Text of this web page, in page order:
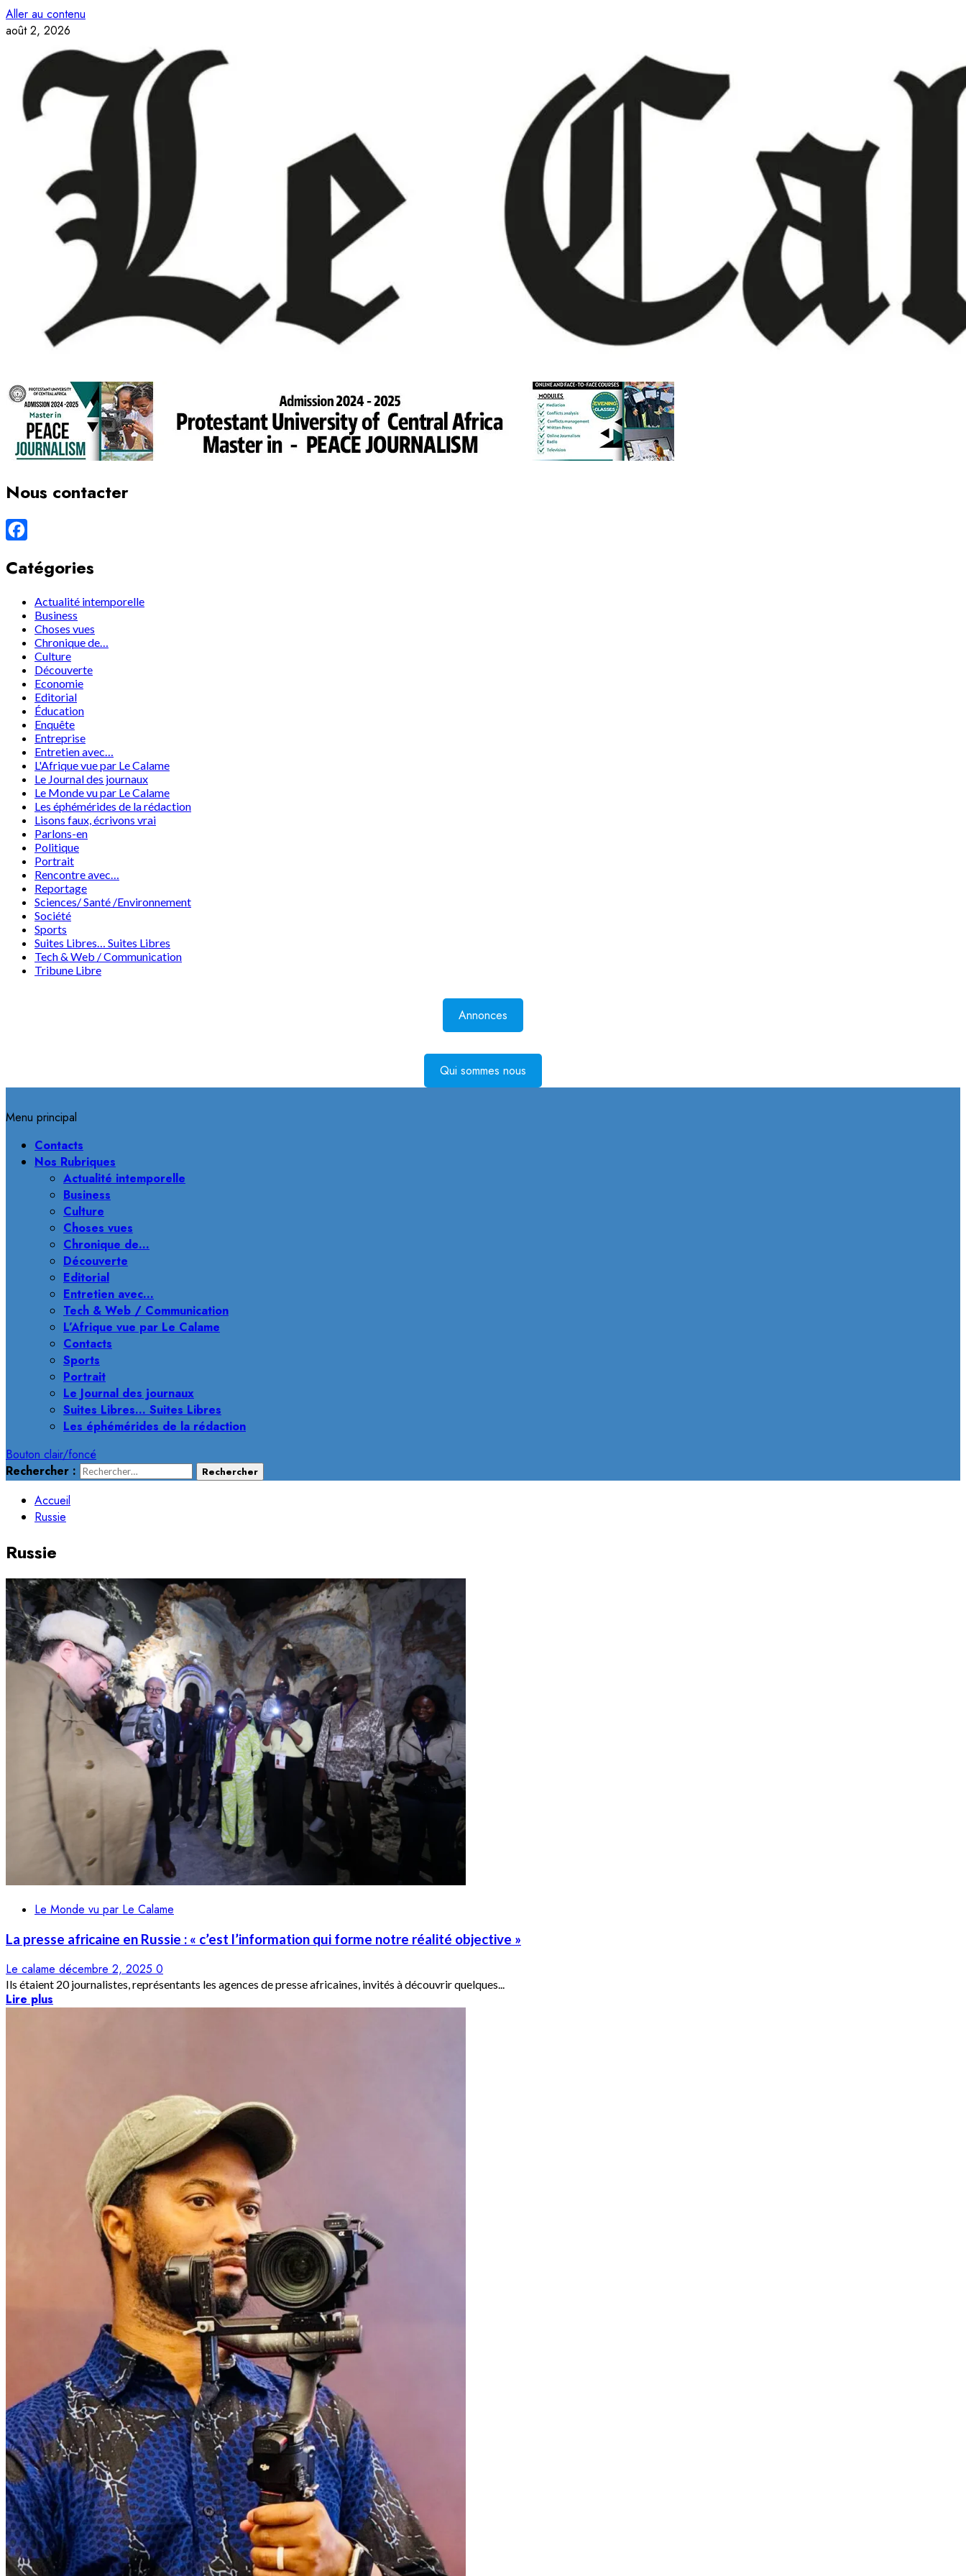
Aller au contenu
août 2, 2026
Nous contacter
Catégories
Actualité intemporelle
Business
Choses vues
Chronique de…
Culture
Découverte
Economie
Editorial
Éducation
Enquête
Entreprise
Entretien avec…
L'Afrique vue par Le Calame
Le Journal des journaux
Le Monde vu par Le Calame
Les éphémérides de la rédaction
Lisons faux, écrivons vrai
Parlons-en
Politique
Portrait
Rencontre avec…
Reportage
Sciences/ Santé /Environnement
Société
Sports
Suites Libres… Suites Libres
Tech & Web / Communication
Tribune Libre
Annonces
Qui sommes nous
Menu principal
Contacts
Nos Rubriques
Actualité intemporelle
Business
Culture
Choses vues
Chronique de…
Découverte
Editorial
Entretien avec…
Tech & Web / Communication
L’Afrique vue par Le Calame
Contacts
Sports
Portrait
Le Journal des journaux
Suites Libres… Suites Libres
Les éphémérides de la rédaction
Bouton clair/foncé
Rechercher :
Accueil
Russie
Russie
Le Monde vu par Le Calame
La presse africaine en Russie : « c’est l’information qui forme notre réalité objective »
Le calame décembre 2, 2025 0
Ils étaient 20 journalistes, représentants les agences de presse africaines, invités à découvrir quelques...
Lire plus